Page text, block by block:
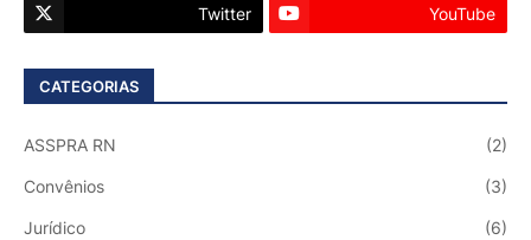
Twitter YouTube
CATEGORIAS
ASSPRA RN (2)
Convênios (3)
Jurídico (6)